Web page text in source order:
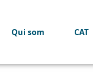
Qui som CAT